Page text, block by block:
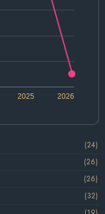
2026
2025
(24)
(26)
(26)
(32)